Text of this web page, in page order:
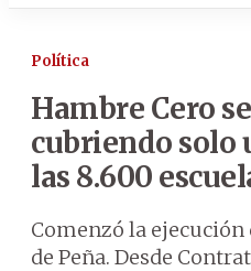
Política
Hambre Cero
cubriendo solo
las 8.600
Comenzó la
de Peña. Desde